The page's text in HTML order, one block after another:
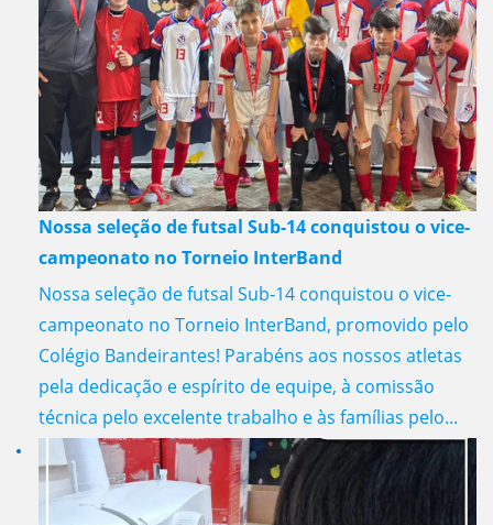
Nossa seleção de futsal Sub-14 conquistou o vice-
campeonato no Torneio InterBand
Nossa seleção de futsal Sub-14 conquistou o vice-
campeonato no Torneio InterBand, promovido pelo
Colégio Bandeirantes! Parabéns aos nossos atletas
pela dedicação e espírito de equipe, à comissão
técnica pelo excelente trabalho e às famílias pelo...